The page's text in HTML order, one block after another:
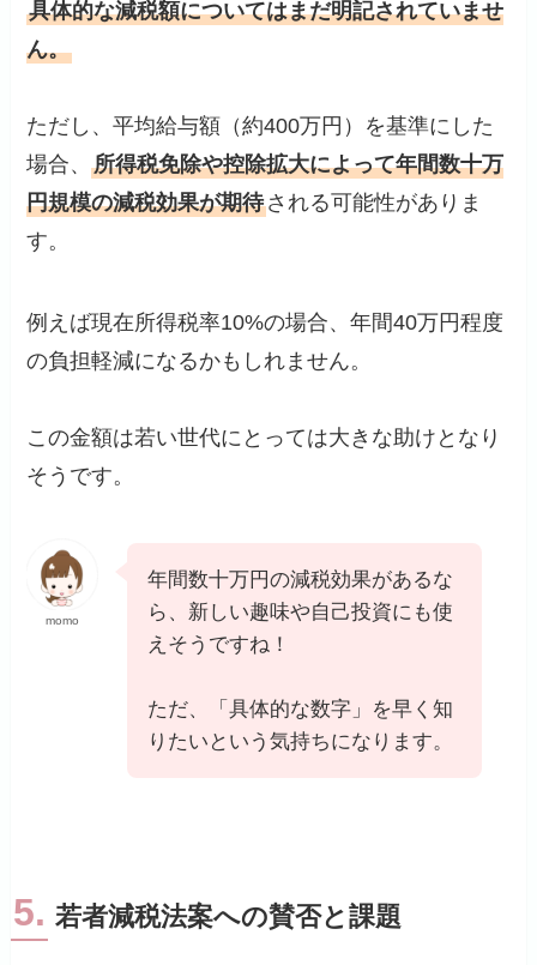
具体的な減税額についてはまだ明記されていませ
ん。
ただし、平均給与額（約400万円）を基準にした
場合、所得税免除や控除拡大によって年間数十万
円規模の減税効果が期待される可能性がありま
す。
例えば現在所得税率10%の場合、年間40万円程度
の負担軽減になるかもしれません。
この金額は若い世代にとっては大きな助けとなり
そうです。
momo
年間数十万円の減税効果があるな
ら、新しい趣味や自己投資にも使
えそうですね！
ただ、「具体的な数字」を早く知
りたいという気持ちになります。
5. 若者減税法案への賛否と課題